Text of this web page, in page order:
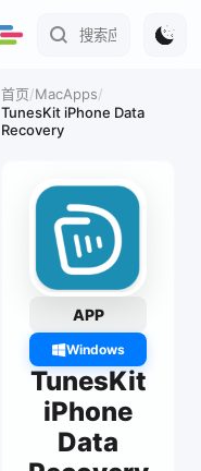
首页/MacApps/
TunesKit iPhone Data
Recovery
APP
Windows
TunesKit
iPhone
Data